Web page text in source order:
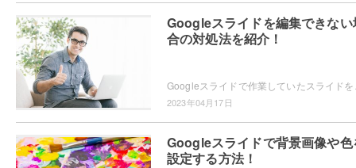
Googleスライドを編集できない
合の対処法を紹介！
2023年04月17日
Googleスライドで背景画像や色
設定する方法！